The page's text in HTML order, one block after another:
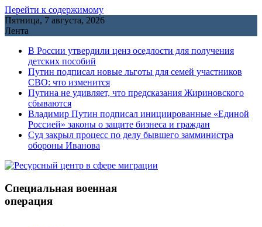
Перейти к содержимому
Пятница, 7 августа, 2026
Лента
В России утвердили ценз оседлости для получения
детских пособий
Путин подписал новые льготы для семей участников
СВО: что изменится
Путина не удивляет, что предсказания Жириновского
сбываются
Владимир Путин подписал инициированные «Единой
Россией» законы о защите бизнеса и граждан
Cуд закрыл процесс по делу бывшего замминистра
обороны Иванова
Специальная военная
операция